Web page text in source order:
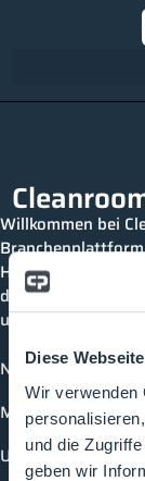
Diese
Wir verwenden
und die
geben wir
Willkommen bei
Hier bleibst du
dich mit anderen
und Events der
News
Mediathek
Unternehmen